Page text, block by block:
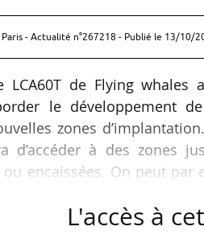
Paris - Actualité n°267218 - Publié le 13/10/
LCA60T de Flying
le développement
zones
d’accéder à des zones
ou encaissées. On peut
déclare ErwanL'accès à